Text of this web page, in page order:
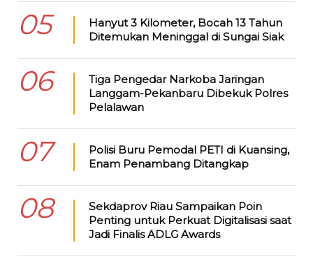
05
Hanyut 3 Kilometer, Bocah 13 Tahun
Ditemukan Meninggal di Sungai Siak
06
Tiga Pengedar Narkoba Jaringan
Langgam-Pekanbaru Dibekuk Polres
Pelalawan
07
Polisi Buru Pemodal PETI di Kuansing,
Enam Penambang Ditangkap
08
Sekdaprov Riau Sampaikan Poin
Penting untuk Perkuat Digitalisasi saat
Jadi Finalis ADLG Awards